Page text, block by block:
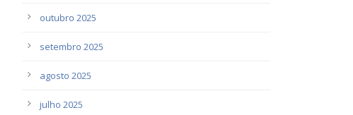
outubro 2025
setembro 2025
agosto 2025
julho 2025